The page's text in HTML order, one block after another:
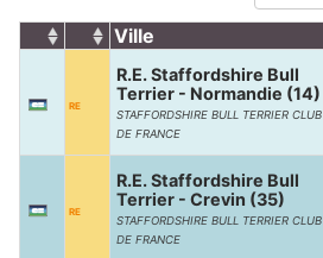
Ville
RE
R.E. Staffordshire Bull
Terrier - Normandie (14)
STAFFORDSHIRE BULL TERRIER CLUB
DE FRANCE
RE
R.E. Staffordshire Bull
Terrier - Crevin (35)
STAFFORDSHIRE BULL TERRIER CLUB
DE FRANCE